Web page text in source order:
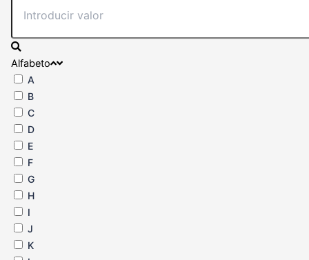
Alfabeto
A
B
C
D
E
F
G
H
I
J
K